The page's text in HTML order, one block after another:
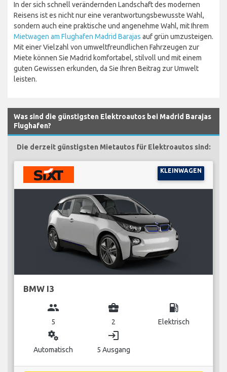
In der sich schnell verändernden Landschaft des modernen
Reisens ist es nicht nur eine verantwortungsbewusste Wahl,
sondern auch eine praktische und angenehme Wahl, mit Ihrem
Mietwagen am Flughafen Madrid Barajas auf grün umzusteigen.
Mit einer Vielzahl von umweltfreundlichen Fahrzeugen zur
Miete können Sie Madrid komfortabel, stilvoll und mit einem
guten Gewissen erkunden, da Sie Ihren Beitrag zur Umwelt
leisten.
Was sind die günstigsten Elektroautos bei Madrid Barajas
Flughafen?
Die derzeit günstigsten Mietautos für Elektroautos sind:
KLEINWAGEN
BMW I3
group
5
business_center
2
local_gas_station
Elektrisch
miscellaneous_services
Automatisch
login
5 Ausgang